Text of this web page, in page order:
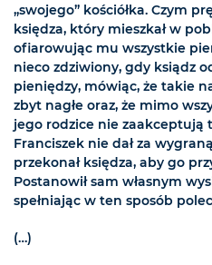
„swojego” kościółka. Czym
księdza, który mieszkał w
ofiarowując mu wszystkie
nieco zdziwiony, gdy ksiądz
pieniędzy, mówiąc, że takie
zbyt nagłe oraz, że mimo
jego rodzice nie zaakceptują
Franciszek nie dał za
przekonał księdza, aby go
Postanowił sam własnym
spełniając w ten sposób
(…)